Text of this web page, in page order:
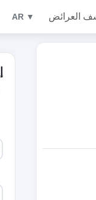
AR ▼ العرائض